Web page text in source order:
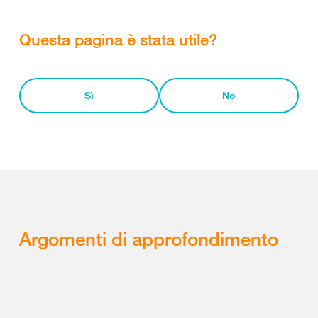
Questa pagina è stata utile?
Sì No
Argomenti di approfondimento